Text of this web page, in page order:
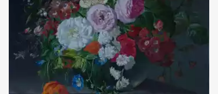
rakovgallery.ru